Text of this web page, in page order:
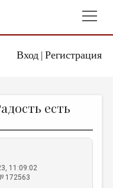
Вход| Регистрация
есть
11:09:02
172563